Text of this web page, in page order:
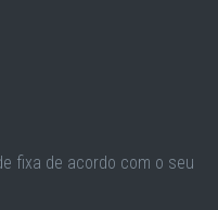
fixa de acordo com o seu